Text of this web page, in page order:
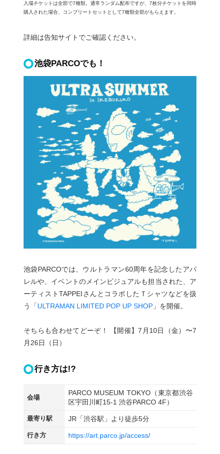
入場チケットは全部で7種類。通常ランダム配布ですが、7枚分チケットを同時
購入された場合、コンプリートセットとして7種類全部がもらえます。
詳細は告知サイトでご確認ください。
池袋PARCOでも！
池袋PARCOでは、ウルトラマン60周年を記念したアパ
レルや、イベントのメインビジュアルも担当された、ア
ーティストTAPPEIさんとコラボしたＴシャツなどを扱
う「ULTRAMAN LIMITED POP UP SHOP 」を開催。
そちらも合わせてどーぞ！ 【開催】7月10日（金）〜7
月26日（日）
行き方は!?
会場
PARCO MUSEUM TOKYO（東京都渋谷
区宇田川町15-1 渋谷PARCO 4F）
最寄り駅 JR「渋谷駅」より徒歩5分
行き方 https://art.parco.jp/access/